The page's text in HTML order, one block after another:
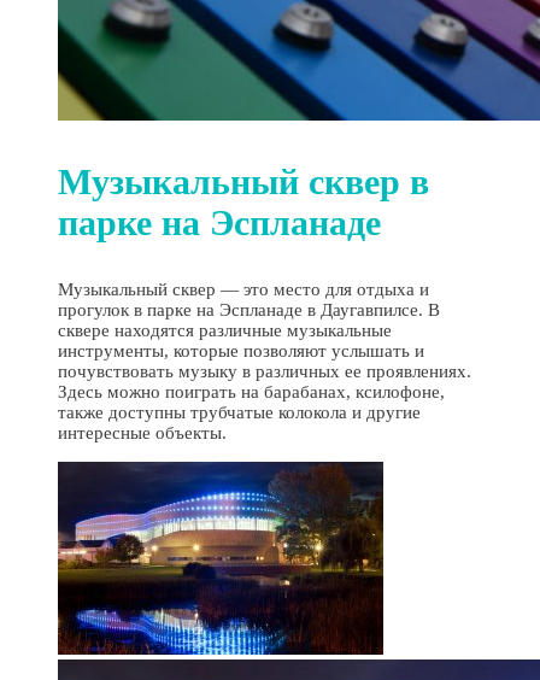
Музыкальный сквер в
парке на Эспланаде
Музыкальный сквер — это место для отдыха и
прогулок в парке на Эспланаде в Даугавпилсе. В
сквере находятся различные музыкальные
инструменты, которые позволяют услышать и
почувствовать музыку в различных ее проявлениях.
Здесь можно поиграть на барабанах, ксилофоне,
также доступны трубчатые колокола и другие
интересные объекты.